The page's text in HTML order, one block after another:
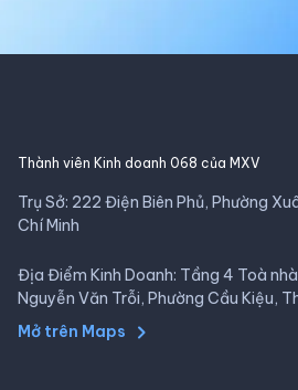
Thành viên Kinh doanh 068 của MXV
Trụ Sở: 222 Điện Biên Phủ, Phường
Chí Minh
Địa Điểm Kinh Doanh: Tầng 4 Toà
Nguyễn Văn Trỗi, Phường Cầu Kiệu,
Mở trên Maps